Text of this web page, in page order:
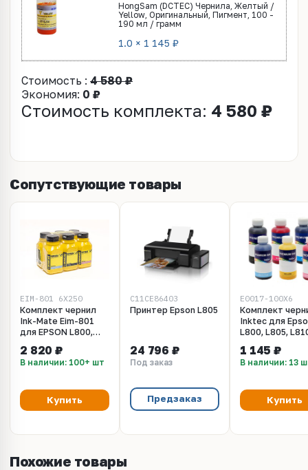
HongSam (DCTEC) Чернила, Желтый /
Yellow, Оригинальный, Пигмент, 100 -
190 мл / грамм
1.0 × 1 145 ₽
Стоимость : 4 580 ₽
Экономия: 0 ₽
Стоимость комплекта: 4 580 ₽
Сопутствующие товары
EIM-801_6X250
Комплект чернил
Ink-Mate Eim-801
для EPSON L800,
цветов по 250 мл
2 820 ₽
В наличии: 100+ шт
Купить
C11CE86403
Принтер Epson L805
24 796 ₽
Под заказ
Предзаказ
E0017-100X6
Комплект
Inktec для
L800, L805,
1 145 ₽
В наличии: 13
Купить
Похожие товары